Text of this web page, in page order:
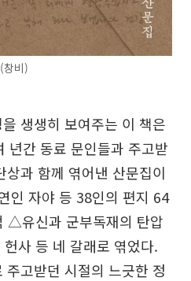
비)
생생히 보여주는 이 책은
년간 동료 문인들과 주고받
과 함께 엮어낸 산문집이
인 자야 등 38인의 편지 64
△유신과 군부독재의 탄압
사 등 네 갈래로 엮었다.
주고받던 시절의 느긋한 정